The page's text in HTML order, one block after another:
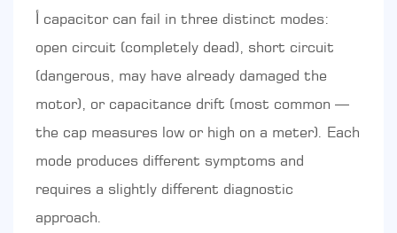
أ capacitor can fail in three distinct modes:
open circuit (completely dead), short circuit
(dangerous, may have already damaged the
motor), or capacitance drift (most common —
the cap measures low or high on a meter). Each
mode produces different symptoms and
requires a slightly different diagnostic
approach.